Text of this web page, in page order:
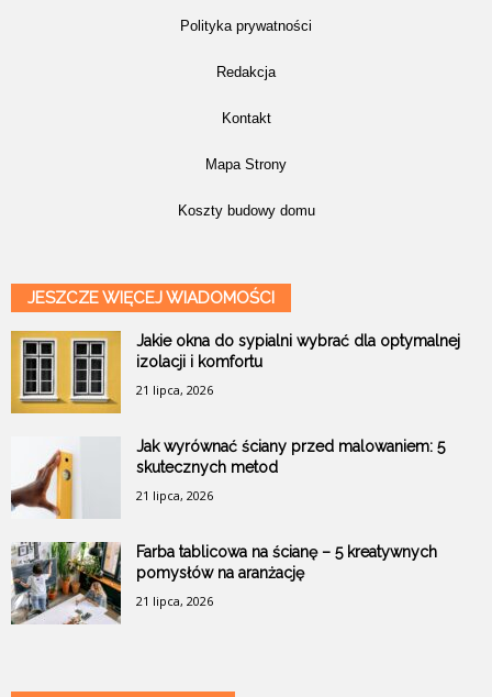
Polityka prywatności
Redakcja
Kontakt
Mapa Strony
Koszty budowy domu
JESZCZE WIĘCEJ WIADOMOŚCI
Jakie okna do sypialni wybrać dla optymalnej
izolacji i komfortu
21 lipca, 2026
Jak wyrównać ściany przed malowaniem: 5
skutecznych metod
21 lipca, 2026
Farba tablicowa na ścianę – 5 kreatywnych
pomysłów na aranżację
21 lipca, 2026